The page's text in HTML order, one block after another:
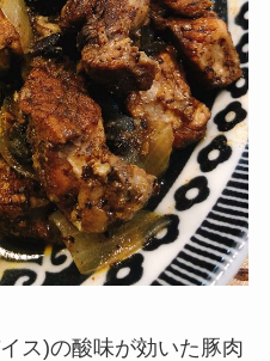
ス)の酸味が効いた豚肉